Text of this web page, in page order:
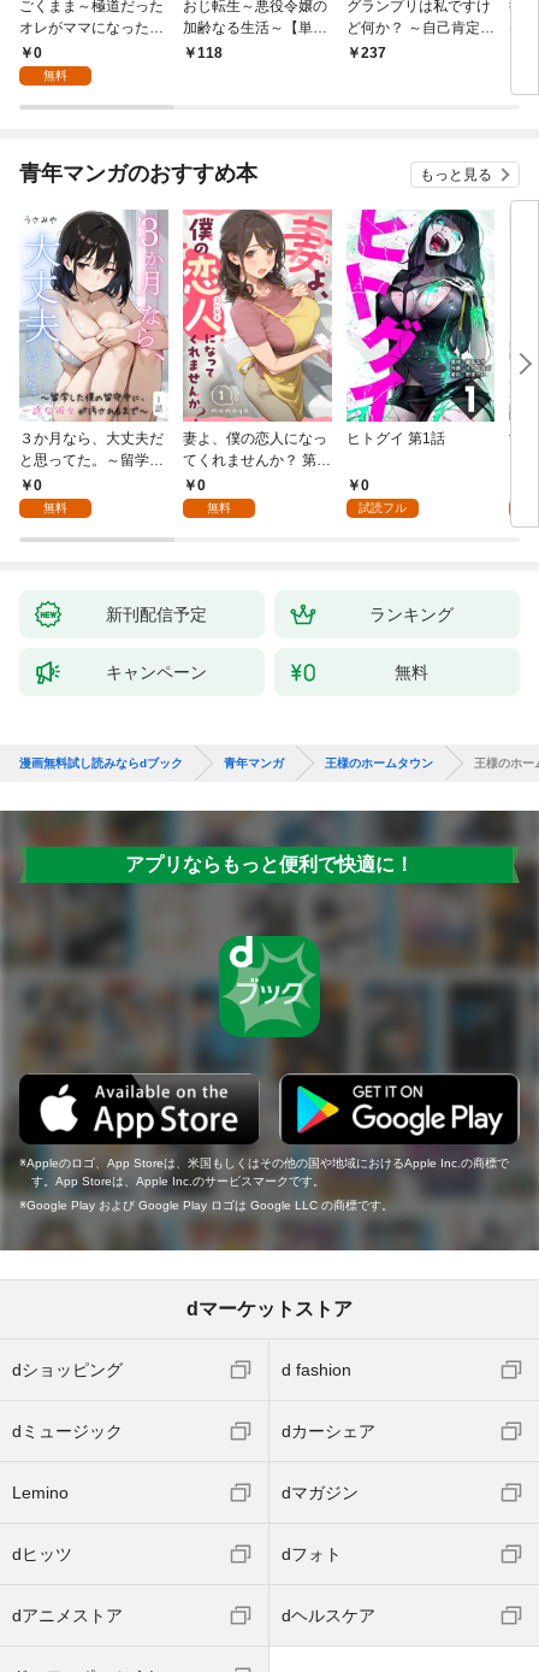
ごくまま～極道だった
オレがママになった話
～【単話】（１）
0
無料
おじ転生～悪役令嬢の
加齢なる生活～【単
話】（１）
118
グランプリは私ですけ
ど何か？ ～自己肯定モ
ンスターのミスコン無
237
後
は
青年マンガのおすすめ本 もっと見る
３か月なら、大丈夫だ
と思ってた。～留学し
た僕の留守中に、一途
な彼女が汚されるまで
0
無料
妻よ、僕の恋人になっ
てくれませんか？ 第1
話0
無料
ヒトグイ 第1話
0
試読フル
世
新刊配信予定 ランキング
キャンペーン 無料
漫画無料試し読みならdブック 青年マンガ 王様のホームタウン 王様のホー
アプリならもっと便利で快適に！
Appleのロゴ、App Storeは、米国もしくはその他の国や地域におけるApple Inc.の商標で
す。App Storeは、Apple Inc.のサービスマークです。
Google Play および Google Play ロゴは Google LLC の商標です。
dマーケットストア
dショッピング d fashion
dミュージック dカーシェア
Lemino dマガジン
dヒッツ dフォト
dアニメストア dヘルスケア